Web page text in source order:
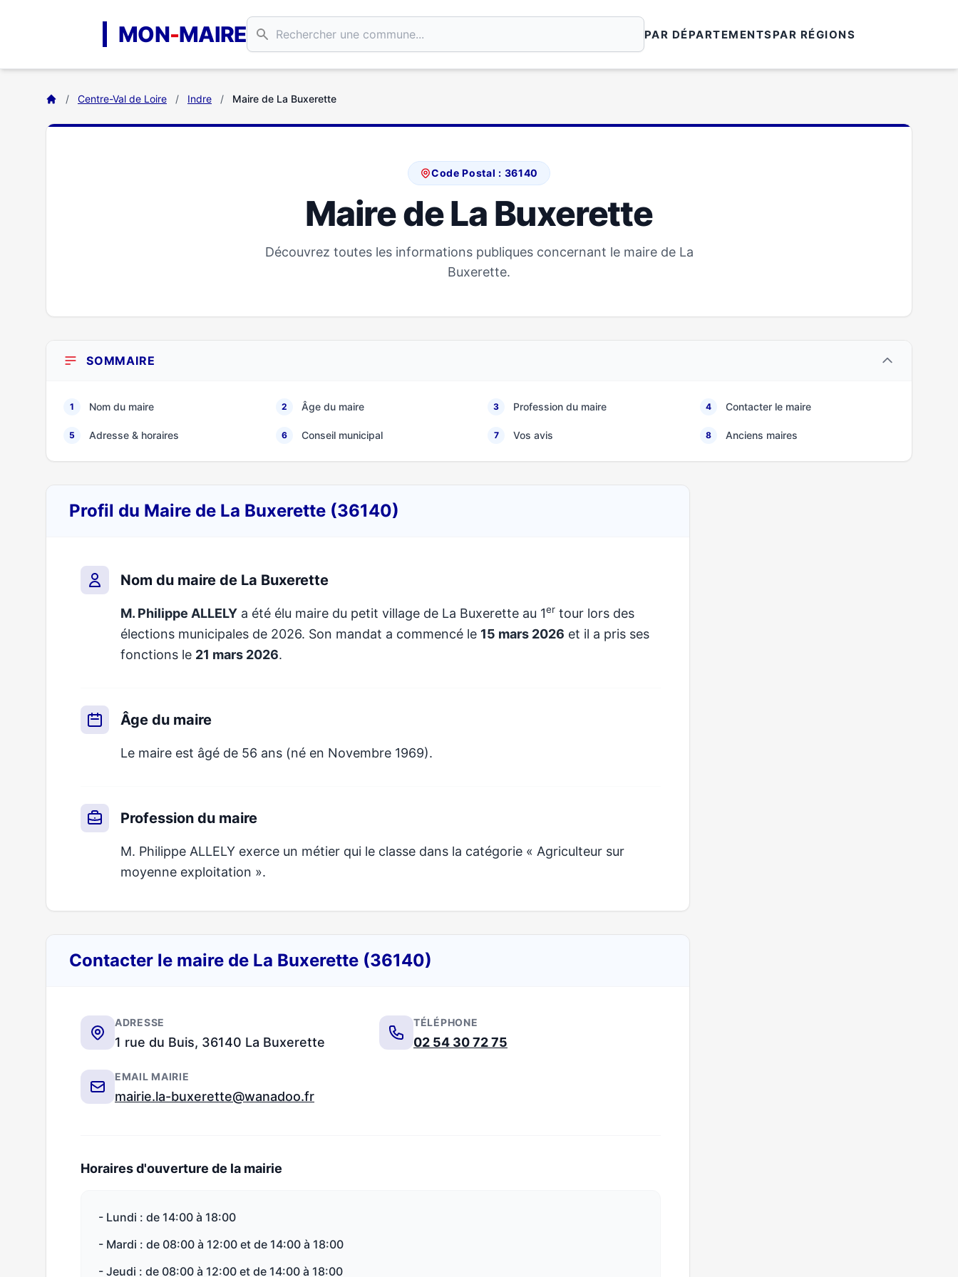
MON-MAIRE PAR DÉPARTEMENTSPAR RÉGIONS
/ Centre-Val de Loire / Indre / Maire de La Buxerette
Code Postal : 36140
Maire de La Buxerette
Découvrez toutes les informations publiques concernant le maire de La
Buxerette.
SOMMAIRE
1 Nom du maire 2 Âge du maire 3 Profession du maire 4 Contacter le maire
5 Adresse & horaires 6 Conseil municipal 7 Vos avis 8 Anciens maires
Profil du Maire de La Buxerette (36140)
Nom du maire de La Buxerette
M. Philippe ALLELY a été élu maire du petit village de La Buxerette au 1er tour lors des
élections municipales de 2026. Son mandat a commencé le 15 mars 2026 et il a pris ses
fonctions le 21 mars 2026.
Âge du maire
Le maire est âgé de 56 ans (né en Novembre 1969).
Profession du maire
M. Philippe ALLELY exerce un métier qui le classe dans la catégorie « Agriculteur sur
moyenne exploitation ».
Contacter le maire de La Buxerette (36140)
ADRESSE
1 rue du Buis, 36140 La Buxerette
TÉLÉPHONE
02 54 30 72 75
EMAIL MAIRIE
mairie.la-buxerette@wanadoo.fr
Horaires d'ouverture de la mairie
- Lundi : de 14:00 à 18:00
- Mardi : de 08:00 à 12:00 et de 14:00 à 18:00
- Jeudi : de 08:00 à 12:00 et de 14:00 à 18:00